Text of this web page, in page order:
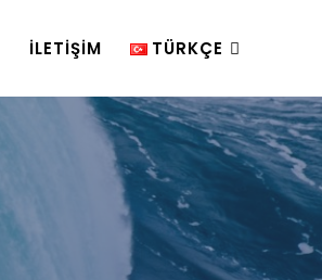
İLETİŞİM TÜRKÇE